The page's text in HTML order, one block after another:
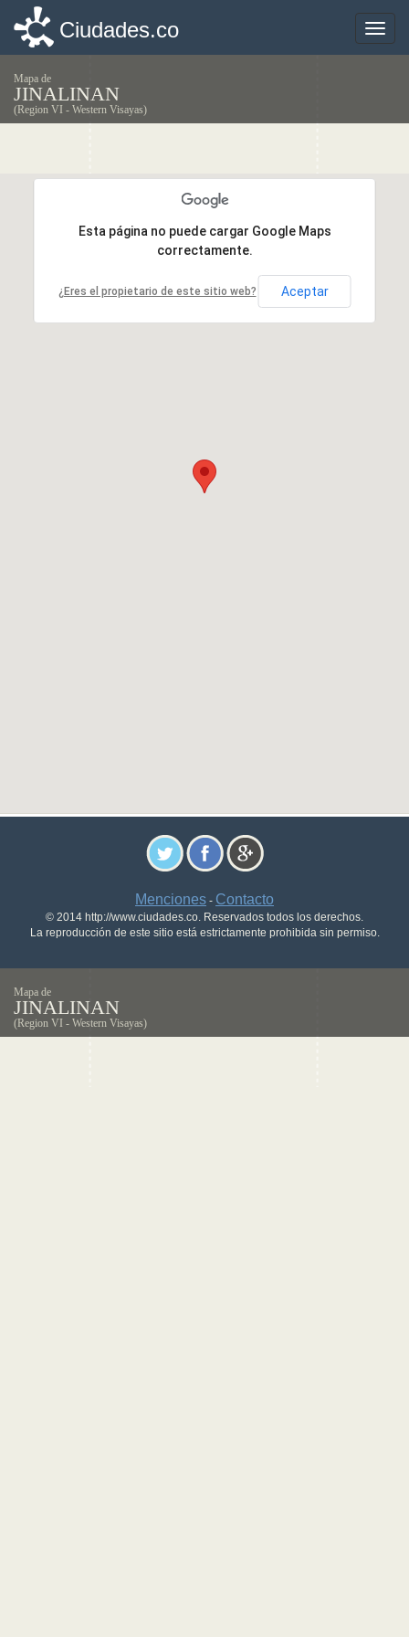
Toggle
Ciudades.co
Mapa de
JINALINAN
(Region VI - Western Visayas)
Esta página no puede cargar Google Maps
correctamente.
¿Eres el propietario de este sitio web? Aceptar
Esta página no puede cargar Google Maps
correctamente.
¿Eres el propietario de este sitio web? Aceptar
Menciones - Contacto
© 2014 http://www.ciudades.co. Reservados todos los derechos.
La reproducción de este sitio está estrictamente prohibida sin permiso.
Toggle
Ciudades.co
Mapa de
JINALINAN
(Region VI - Western Visayas)